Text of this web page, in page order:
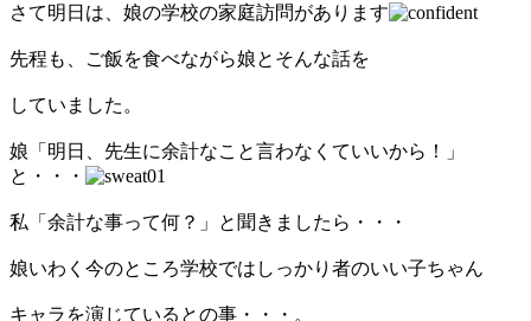
さて明日は、娘の学校の家庭訪問があります
先程も、ご飯を食べながら娘とそんな話を
していました。
娘「明日、先生に余計なこと言わなくていいから！」
と・・・
私「余計な事って何？」と聞きましたら・・・
娘いわく今のところ学校ではしっかり者のいい子ちゃん
キャラを演じているとの事・・・。